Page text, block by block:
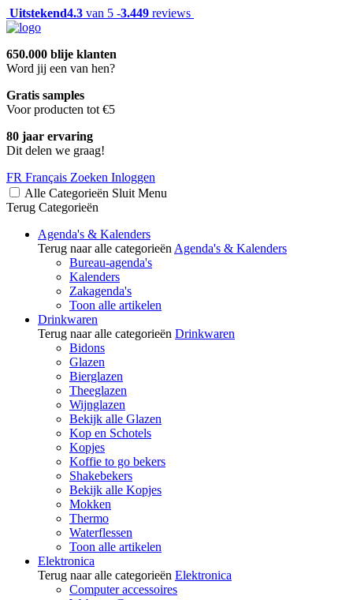
Uitstekend4.3 van 5 -3.449 reviews
650.000 blije klanten
Word jij een van hen?
Gratis samples
Voor producten tot €5
80 jaar ervaring
Dit delen we graag!
FR Français Zoeken Inloggen
Alle Categorieën Sluit Menu
Terug Categorieën
Agenda's & Kalenders
Terug naar alle categorieën Agenda's & Kalenders
Bureau-agenda's
Kalenders
Zakagenda's
Toon alle artikelen
Drinkwaren
Terug naar alle categorieën Drinkwaren
Bidons
Glazen
Bierglazen
Theeglazen
Wijnglazen
Bekijk alle Glazen
Kop en Schotels
Kopjes
Koffie to go bekers
Shakebekers
Bekijk alle Kopjes
Mokken
Thermo
Waterflessen
Toon alle artikelen
Elektronica
Terug naar alle categorieën Elektronica
Computer accessoires